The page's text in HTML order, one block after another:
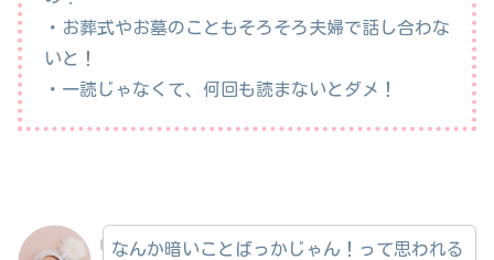
・お葬式やお墓のこともそろそろ夫婦で話し合わな
いと！
・一読じゃなくて、何回も読まないとダメ！
なんか暗いことばっかじゃん！って思われる